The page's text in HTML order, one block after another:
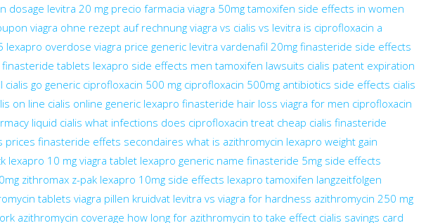
dosage levitra 20 mg precio farmacia viagra 50mg tamoxifen side effects in women
viagra ohne rezept auf rechnung viagra vs cialis vs levitra is ciprofloxacin a
lexapro overdose viagra price generic levitra vardenafil 20mg finasteride side effects
finasteride tablets lexapro side effects men tamoxifen lawsuits cialis patent expiration
cialis go generic ciprofloxacin 500 mg ciprofloxacin 500mg antibiotics side effects cialis
on line cialis online generic lexapro finasteride hair loss viagra for men ciprofloxacin
liquid cialis what infections does ciprofloxacin treat cheap cialis finasteride
prices finasteride effets secondaires what is azithromycin lexapro weight gain
lexapro 10 mg viagra tablet lexapro generic name finasteride 5mg side effects
zithromax z-pak lexapro 10mg side effects lexapro tamoxifen langzeitfolgen
tablets viagra pillen kruidvat levitra vs viagra for hardness azithromycin 250 mg
azithromycin coverage how long for azithromycin to take effect cialis savings card